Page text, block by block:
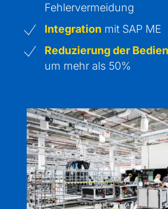
Fehlervermeidung
Integration mit SAP ME
Reduzierung der
um mehr als 50%